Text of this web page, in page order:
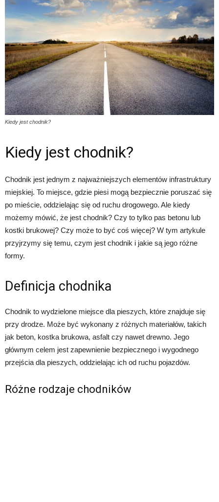
Kiedy jest chodnik?
Kiedy jest chodnik?
Chodnik jest jednym z najważniejszych elementów infrastruktury
miejskiej. To miejsce, gdzie piesi mogą bezpiecznie poruszać się
po mieście, oddzielając się od ruchu drogowego. Ale kiedy
możemy mówić, że jest chodnik? Czy to tylko pas betonu lub
kostki brukowej? Czy może to być coś więcej? W tym artykule
przyjrzymy się temu, czym jest chodnik i jakie są jego różne
formy.
Definicja chodnika
Chodnik to wydzielone miejsce dla pieszych, które znajduje się
przy drodze. Może być wykonany z różnych materiałów, takich
jak beton, kostka brukowa, asfalt czy nawet drewno. Jego
głównym celem jest zapewnienie bezpiecznego i wygodnego
przejścia dla pieszych, oddzielając ich od ruchu pojazdów.
Różne rodzaje chodników